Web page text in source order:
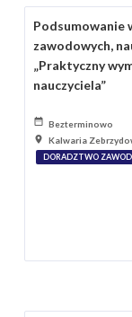
zawodowych,
„Praktyczny
nauczyciela”
Bezterminowo
Kalwaria
DORADZTWO